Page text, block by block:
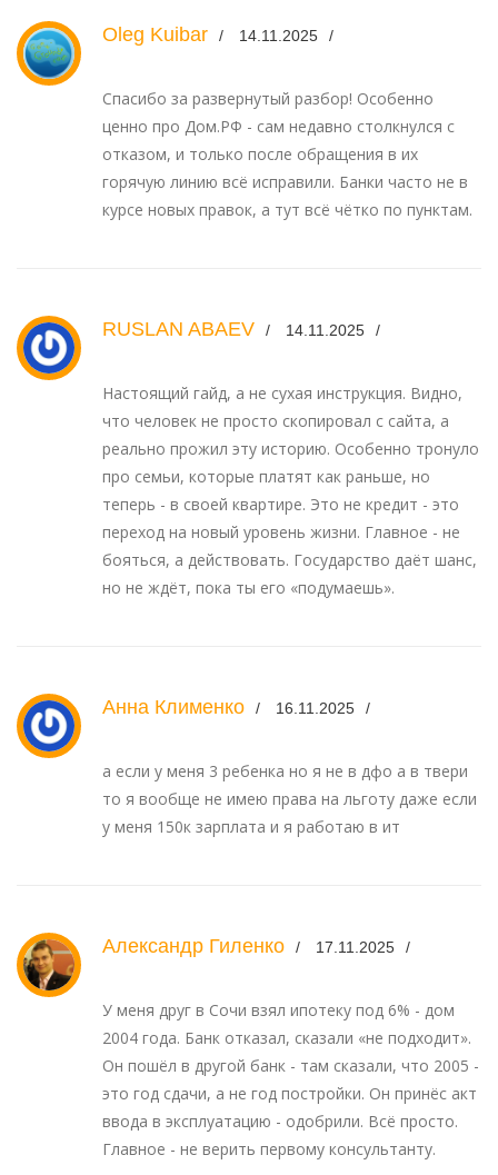
Oleg Kuibar 14.11.2025
Спасибо за развернутый разбор! Особенно
ценно про Дом.РФ - сам недавно столкнулся с
отказом, и только после обращения в их
горячую линию всё исправили. Банки часто не в
курсе новых правок, а тут всё чётко по пунктам.
RUSLAN ABAEV 14.11.2025
Настоящий гайд, а не сухая инструкция. Видно,
что человек не просто скопировал с сайта, а
реально прожил эту историю. Особенно тронуло
про семьи, которые платят как раньше, но
теперь - в своей квартире. Это не кредит - это
переход на новый уровень жизни. Главное - не
бояться, а действовать. Государство даёт шанс,
но не ждёт, пока ты его «подумаешь».
Анна Клименко 16.11.2025
а если у меня 3 ребенка но я не в дфо а в твери
то я вообще не имею права на льготу даже если
у меня 150к зарплата и я работаю в ит
Александр Гиленко 17.11.2025
У меня друг в Сочи взял ипотеку под 6% - дом
2004 года. Банк отказал, сказали «не подходит».
Он пошёл в другой банк - там сказали, что 2005 -
это год сдачи, а не год постройки. Он принёс акт
ввода в эксплуатацию - одобрили. Всё просто.
Главное - не верить первому консультанту.